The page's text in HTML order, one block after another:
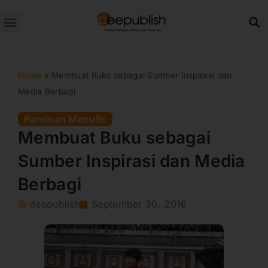
ke
Home » Membuat Buku sebagai Sumber Inspirasi dan
Media Berbagi
Panduan Menulis
Membuat Buku sebagai
Sumber Inspirasi dan Media
Berbagi
deepublish September 30, 2016